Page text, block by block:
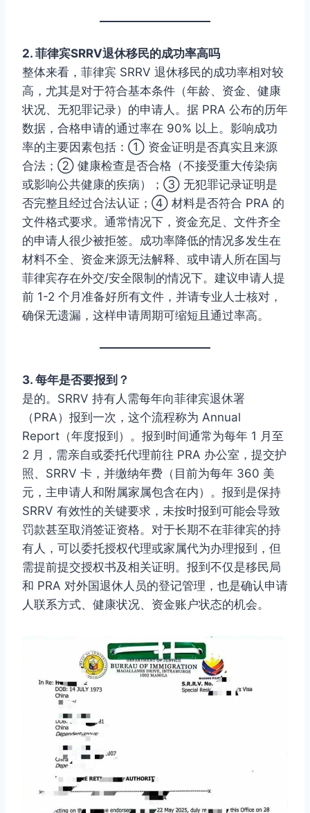
2. 菲律宾SRRV退休移民的成功率高吗
整体来看，菲律宾 SRRV 退休移民的成功率相对较
高，尤其是对于符合基本条件（年龄、资金、健康
状况、无犯罪记录）的申请人。据 PRA 公布的历年
数据，合格申请的通过率在 90% 以上。影响成功
率的主要因素包括：① 资金证明是否真实且来源
合法；② 健康检查是否合格（不接受重大传染病
或影响公共健康的疾病）；③ 无犯罪记录证明是
否完整且经过合法认证；④ 材料是否符合 PRA 的
文件格式要求。通常情况下，资金充足、文件齐全
的申请人很少被拒签。成功率降低的情况多发生在
材料不全、资金来源无法解释、或申请人所在国与
菲律宾存在外交/安全限制的情况下。建议申请人提
前 1-2 个月准备好所有文件，并请专业人士核对，
确保无遗漏，这样申请周期可缩短且通过率高。
3. 每年是否要报到？
是的。SRRV 持有人需每年向菲律宾退休署
（PRA）报到一次，这个流程称为 Annual
Report（年度报到）。报到时间通常为每年 1 月至
2 月，需亲自或委托代理前往 PRA 办公室，提交护
照、SRRV 卡，并缴纳年费（目前为每年 360 美
元，主申请人和附属家属包含在内）。报到是保持
SRRV 有效性的关键要求，未按时报到可能会导致
罚款甚至取消签证资格。对于长期不在菲律宾的持
有人，可以委托授权代理或家属代为办理报到，但
需提前提交授权书及相关证明。报到不仅是移民局
和 PRA 对外国退休人员的登记管理，也是确认申请
人联系方式、健康状况、资金账户状态的机会。